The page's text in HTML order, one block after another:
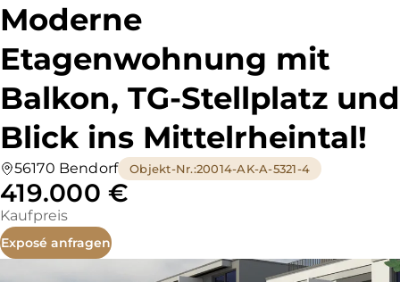
Moderne
Etagenwohnung mit
Balkon, TG-Stellplatz und
Blick ins Mittelrheintal!
56170 Bendorf Objekt-Nr.:20014-AK-A-5321-4
419.000 €
Kaufpreis
Exposé anfragen